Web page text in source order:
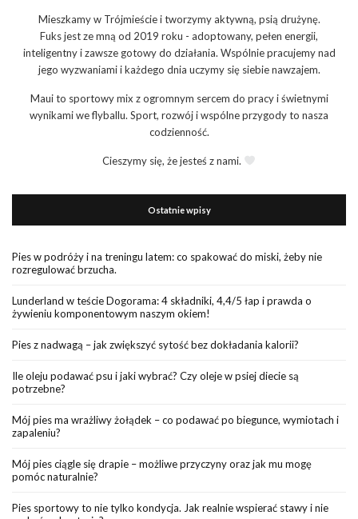
Mieszkamy w Trójmieście i tworzymy aktywną, psią drużynę.
Fuks jest ze mną od 2019 roku - adoptowany, pełen energii,
inteligentny i zawsze gotowy do działania. Wspólnie pracujemy nad
jego wyzwaniami i każdego dnia uczymy się siebie nawzajem.
Maui to sportowy mix z ogromnym sercem do pracy i świetnymi
wynikami we flyballu. Sport, rozwój i wspólne przygody to nasza
codzienność.
Cieszymy się, że jesteś z nami.
Ostatnie wpisy
Pies w podróży i na treningu latem: co spakować do miski, żeby nie
rozregulować brzucha.
Lunderland w teście Dogorama: 4 składniki, 4,4/5 łap i prawda o
żywieniu komponentowym naszym okiem!
Pies z nadwagą – jak zwiększyć sytość bez dokładania kalorii?
Ile oleju podawać psu i jaki wybrać? Czy oleje w psiej diecie są
potrzebne?
Mój pies ma wrażliwy żołądek – co podawać po biegunce, wymiotach i
zapaleniu?
Mój pies ciągle się drapie – możliwe przyczyny oraz jak mu mogę
pomóc naturalnie?
Pies sportowy to nie tylko kondycja. Jak realnie wspierać stawy i nie